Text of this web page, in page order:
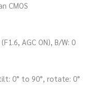
CMOS
AGC ON), B/W: 0
0° to 90°, rotate: 0°